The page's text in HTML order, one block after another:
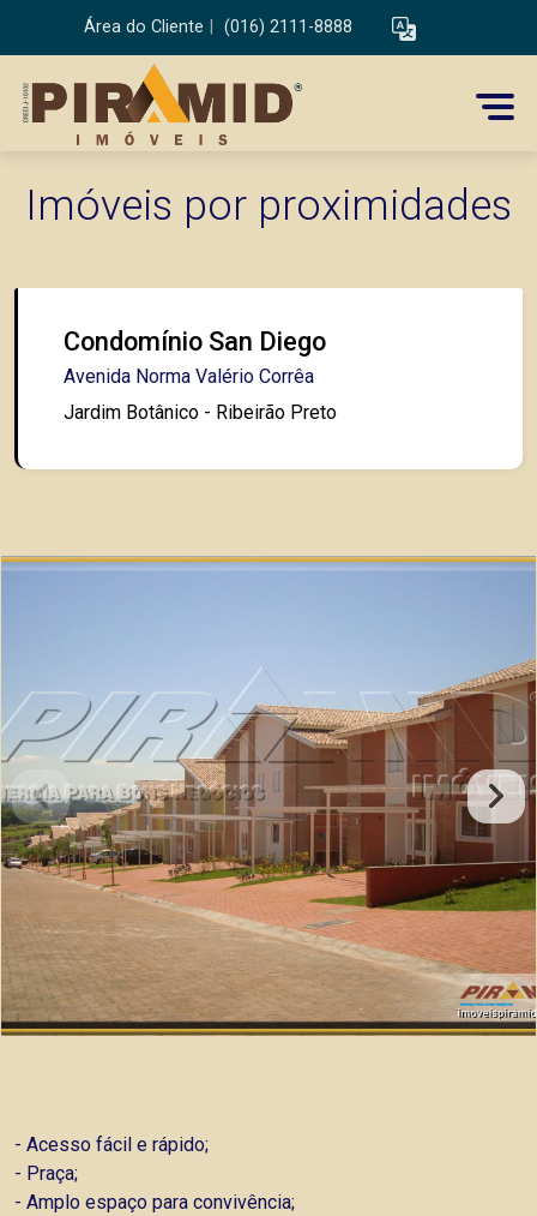
Área do Cliente (016) 2111-8888
Imóveis por proximidades
Condomínio San Diego
Avenida Norma Valério Corrêa
Jardim Botânico - Ribeirão Preto
- Acesso fácil e rápido;
- Praça;
- Amplo espaço para convivência;